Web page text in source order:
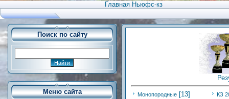
Главная Ньюфс-кз
Поиск по сайту
Меню сайта Монопородные [13]
КЗ